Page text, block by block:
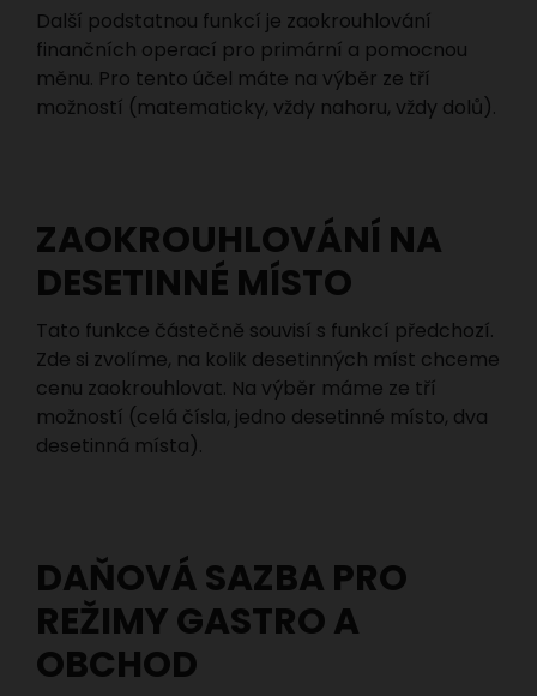
Další podstatnou funkcí je zaokrouhlování
finančních operací pro primární a pomocnou
měnu. Pro tento účel máte na výběr ze tří
možností (matematicky, vždy nahoru, vždy dolů).
ZAOKROUHLOVÁNÍ NA
DESETINNÉ MÍSTO
Tato funkce částečně souvisí s funkcí předchozí.
Zde si zvolíme, na kolik desetinných míst chceme
cenu zaokrouhlovat. Na výběr máme ze tří
možností (celá čísla, jedno desetinné místo, dva
desetinná místa).
DAŇOVÁ SAZBA PRO
REŽIMY GASTRO A
OBCHOD